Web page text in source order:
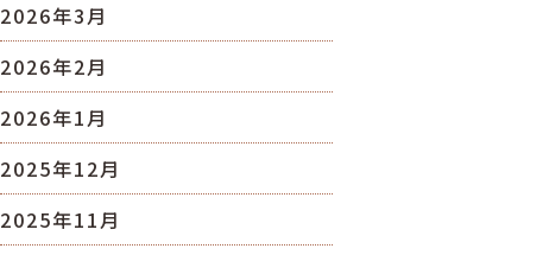
2026年3月
2026年2月
2026年1月
2025年12月
2025年11月